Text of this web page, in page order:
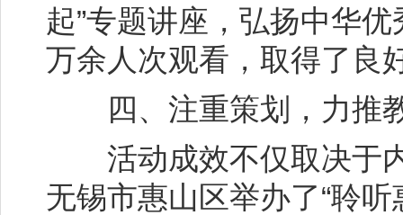
起”专题讲座，弘扬中华
万余人次观看，取得了良
四、注重策划，力推
活动成效不仅取决于内
无锡市惠山区举办了“聆